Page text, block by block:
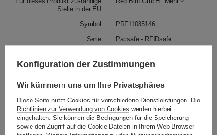
Stelle in der EU
Symbol PRF11085146
Serie Pacsafe - RFIDsafe
Wartungsanweisungen Pacsafe Mehr
Status Neu
Farbe Grau
Gewicht (g) 50
Konfiguration der Zustimmungen
Wir kümmern uns um Ihre Privatsphäres
Diese Seite nutzt Cookies für verschiedene Dienstleistungen. Die
Richtlinien zur Verwendung von Cookies werden hierbei
eingehalten. Sie können die Bedingungen für die Speicherung
sowie den Zugriff auf die Cookie-Dateien in Ihrem Web-Browser